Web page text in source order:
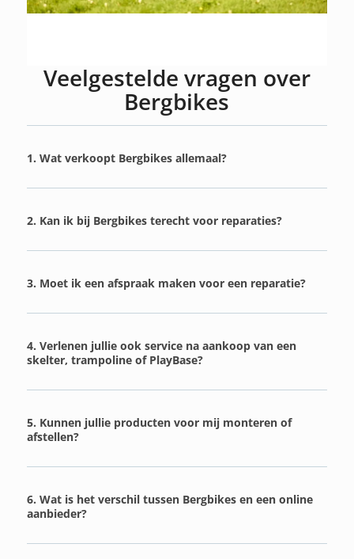
Veelgestelde vragen over
Bergbikes
1. Wat verkoopt Bergbikes allemaal?
2. Kan ik bij Bergbikes terecht voor reparaties?
3. Moet ik een afspraak maken voor een reparatie?
4. Verlenen jullie ook service na aankoop van een
skelter, trampoline of PlayBase?
5. Kunnen jullie producten voor mij monteren of
afstellen?
6. Wat is het verschil tussen Bergbikes en een online
aanbieder?